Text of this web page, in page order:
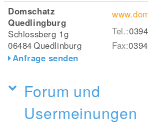
Domschatz
Quedlingburg
Schlossberg 1g
06484Quedlinburg
Anfrage senden
Tel.:
Fax:
Forum und
Usermeinungen